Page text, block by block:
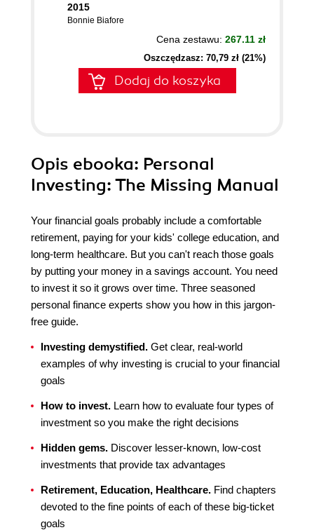
2015
Bonnie Biafore
Cena zestawu: 267.11 zł
Oszczędzasz: 70,79 zł (21%)
Dodaj do koszyka
Opis ebooka: Personal
Investing: The Missing Manual
Your financial goals probably include a comfortable
retirement, paying for your kids' college education, and
long-term healthcare. But you can't reach those goals
by putting your money in a savings account. You need
to invest it so it grows over time. Three seasoned
personal finance experts show you how in this jargon-
free guide.
Investing demystified. Get clear, real-world
examples of why investing is crucial to your financial
goals
How to invest. Learn how to evaluate four types of
investment so you make the right decisions
Hidden gems. Discover lesser-known, low-cost
investments that provide tax advantages
Retirement, Education, Healthcare. Find chapters
devoted to the fine points of each of these big-ticket
goals